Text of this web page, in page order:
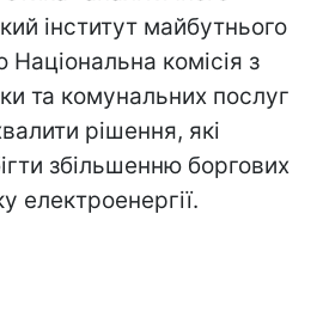
інститут майбутнього
комісія з
та комунальних послуг
рішення, які
збільшенню боргових
електроенергії.